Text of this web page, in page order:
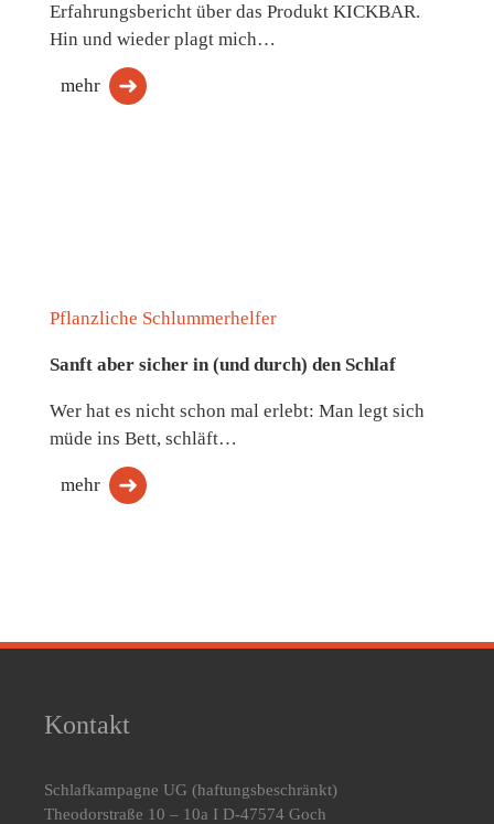
Erfahrungsbericht über das Produkt KICKBAR.
Hin und wieder plagt mich…
mehr
Pflanzliche Schlummerhelfer
Sanft aber sicher in (und durch) den Schlaf
Wer hat es nicht schon mal erlebt: Man legt sich
müde ins Bett, schläft…
mehr
Kontakt
Schlafkampagne UG (haftungsbeschränkt)
Theodorstraße 10 – 10a I D-47574 Goch